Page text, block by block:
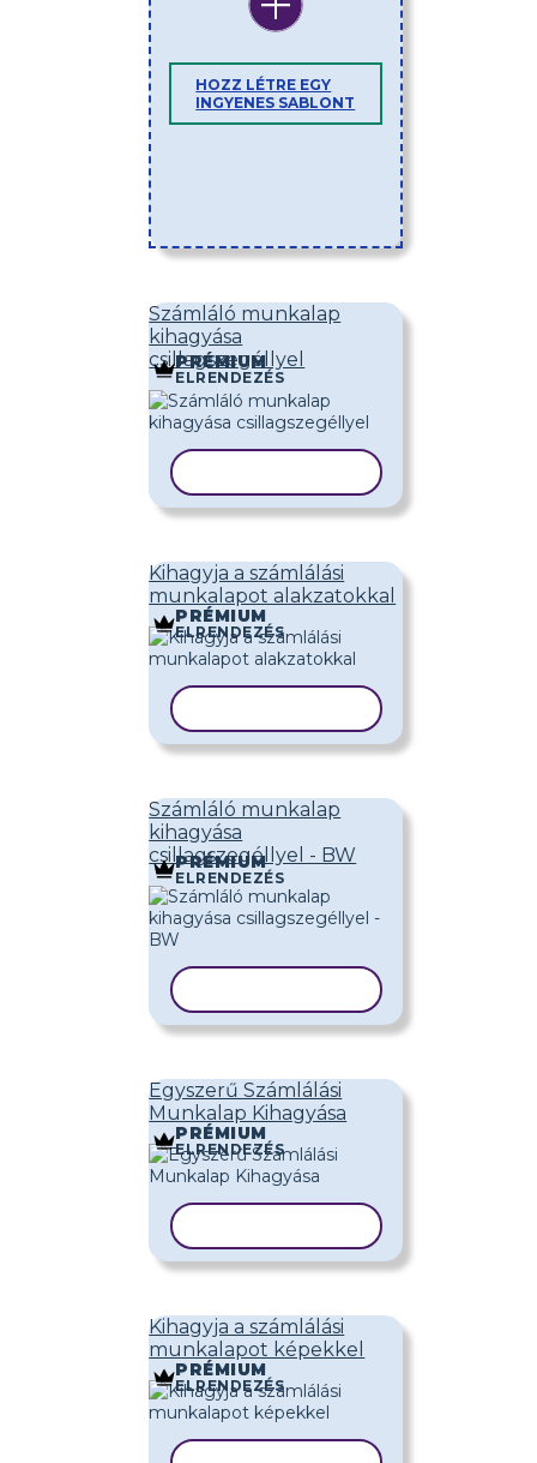
HOZZ LÉTRE EGY
INGYENES SABLONT
Számláló munkalap
kihagyása
csillagszegéllyel
PRÉMIUM
ELRENDEZÉS
Kihagyja a számlálási
munkalapot alakzatokkal
PRÉMIUM
ELRENDEZÉS
Számláló munkalap
kihagyása
csillagszegéllyel - BW
PRÉMIUM
ELRENDEZÉS
Egyszerű Számlálási
Munkalap Kihagyása
PRÉMIUM
ELRENDEZÉS
Kihagyja a számlálási
munkalapot képekkel
PRÉMIUM
ELRENDEZÉS